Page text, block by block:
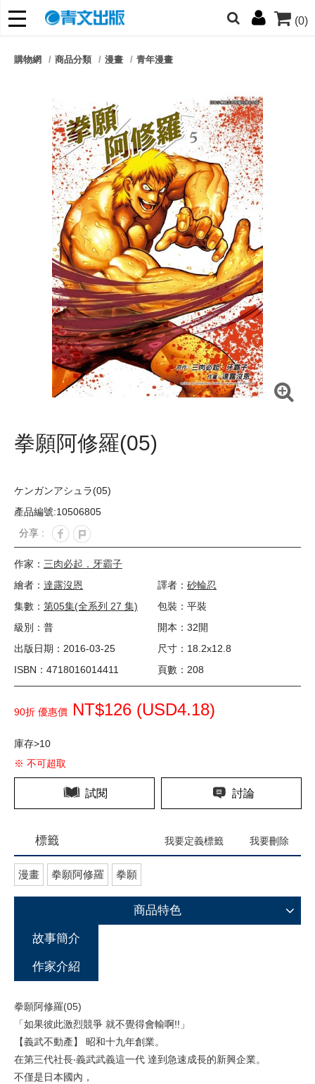
(0)
朋友們，提高警覺！
購物網 商品分類 漫畫 青年漫畫
拳願阿修羅(05)
ケンガンアシュラ(05)
產品編號:10506805
分享 :
作家： 三肉必起．牙霸子
繪者： 達露沒恩 譯者： 砂輪忍
集數： 第05集(全系列 27 集)
包裝：平裝
級別：普
開本：32開
出版日期：2016-03-25
尺寸：18.2x12.8
ISBN：4718016014411
頁數：208
90折 優惠價 NT$126 (USD4.18)
庫存>10
※ 不可超取
試閱 討論
標籤 我要定義標籤 我要刪除
漫畫 拳願阿修羅 拳願
商品特色
故事簡介
作家介紹
拳願阿修羅(05)
「如果彼此激烈競爭 就不覺得會輸啊!!」
【義武不動產】 昭和十九年創業。
在第三代社長‧義武武義這一代 達到急速成長的新興企業。
不僅是日本國內，